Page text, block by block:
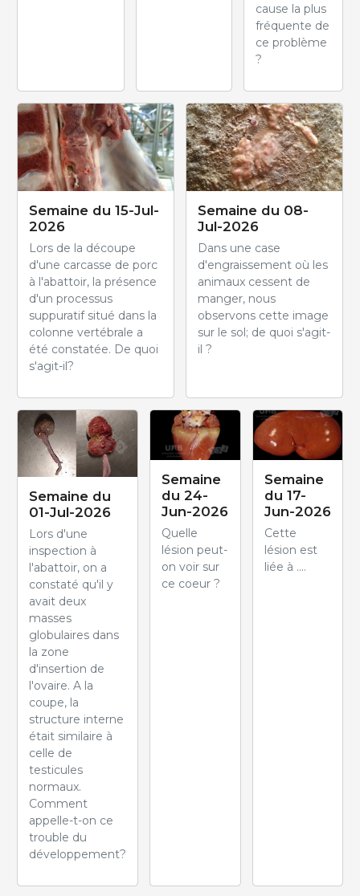
cause la plus
fréquente de
ce problème
?
Semaine du 15-Jul-
2026
Lors de la découpe
d'une carcasse de porc
à l'abattoir, la présence
d'un processus
suppuratif situé dans la
colonne vertébrale a
été constatée. De quoi
s'agit-il?
Semaine du 08-
Jul-2026
Dans une case
d'engraissement où les
animaux cessent de
manger, nous
observons cette image
sur le sol; de quoi s'agit-
il ?
Semaine du
01-Jul-2026
Lors d'une
inspection à
l'abattoir, on a
constaté qu'il y
avait deux
masses
globulaires dans
la zone
d'insertion de
l'ovaire. A la
coupe, la
structure interne
était similaire à
celle de
testicules
normaux.
Comment
appelle-t-on ce
trouble du
développement?
Semaine
du 24-
Jun-2026
Quelle
lésion peut-
on voir sur
ce coeur ?
Semaine
du 17-
Jun-2026
Cette
lésion est
liée à ....